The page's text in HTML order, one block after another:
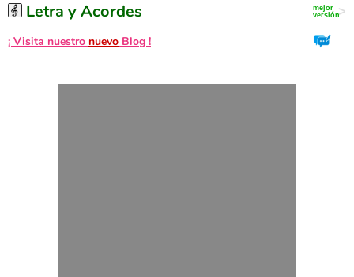
Letra y Acordes
¡ Visita nuestro nuevo Blog !